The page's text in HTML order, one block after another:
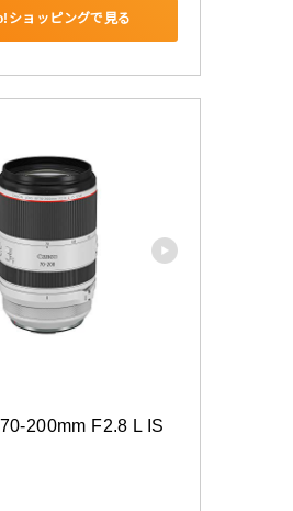
ショッピングで見る
200mm F2.8 L IS